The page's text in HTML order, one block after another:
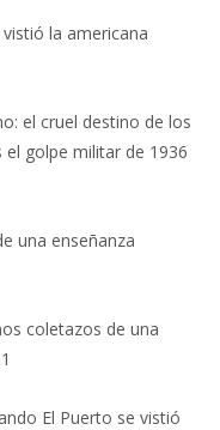
la americana
el cruel destino de los
golpe militar de 1936
una enseñanza
coletazos de una
El Puerto se vistió